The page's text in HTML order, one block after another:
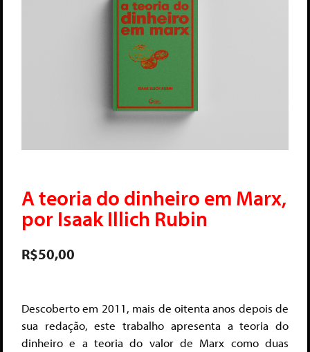
A teoria do dinheiro em Marx,
por Isaak Illich Rubin
R$50,00
Descoberto em 2011, mais de oitenta anos depois de
sua redação, este trabalho apresenta a teoria do
dinheiro e a teoria do valor de Marx como duas